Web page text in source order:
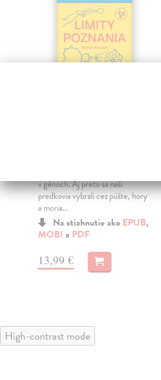
v génoch. Aj preto sa naši
predkovia vybrali cez púšte, hory
a moria...
Na stiahnutie ako EPUB,
MOBI a PDF
13,99 €
High-contrast mode